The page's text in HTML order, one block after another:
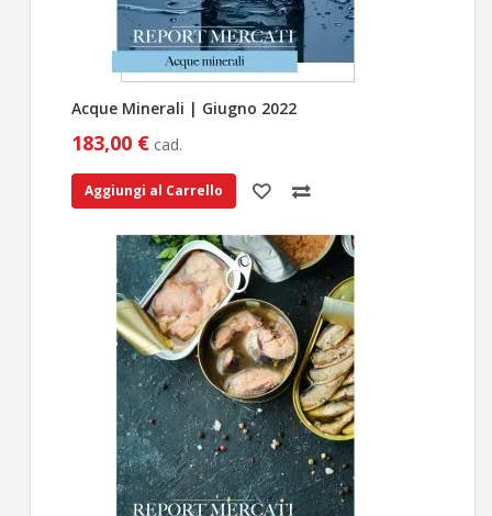
Acque Minerali | Giugno 2022
183,00 € cad.
Aggiungi al Carrello